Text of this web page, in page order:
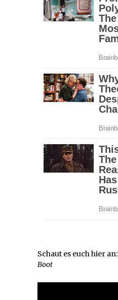
Schaut es euch hier an:
Boot